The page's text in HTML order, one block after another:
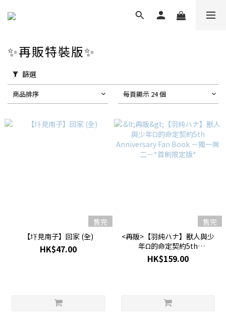
✨再販特裝版✨
篩選
商品排序 每頁顯示 24 個
售完
【圷見南子】回家 (全)
HK$47.00
售完
<再販>【羽純ハナ】獸人與少
年Ω的命定契約5th
Anniversary Fan Book －獨一
無二－*首刷限定版*
HK$159.00